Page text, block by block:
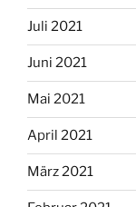
Juli 2021
Juni 2021
Mai 2021
April 2021
März 2021